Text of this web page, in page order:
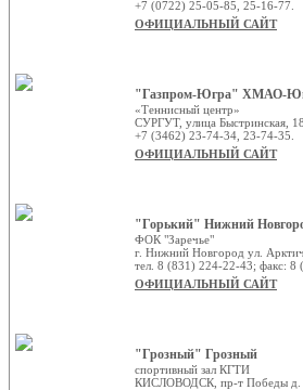
+7 (0722) 25-05-85, 25-16-77.
ОФИЦИАЛЬНЫЙ САЙТ
"Газпром-Югра" ХМАО-
«Теннисный центр»
СУРГУТ, улица Быстринская,
+7 (3462) 23-74-34, 23-74-35.
ОФИЦИАЛЬНЫЙ САЙТ
"Горький" Нижний
ФОК "Заречье"
г. Нижний Новгород ул.
тел. 8 (831) 224-22-43; факс: 8
ОФИЦИАЛЬНЫЙ САЙТ
"Грозный" Грозный
спортивный зал КГТИ
КИСЛОВОДСК, пр-т Победы д.